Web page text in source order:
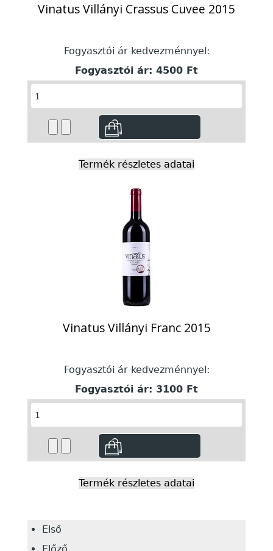
Vinatus Villányi Crassus Cuvee 2015
Fogyasztói ár kedvezménnyel:
Fogyasztói ár: 4500 Ft
Termék részletes adatai
Vinatus Villányi Franc 2015
Fogyasztói ár kedvezménnyel:
Fogyasztói ár: 3100 Ft
Termék részletes adatai
Első